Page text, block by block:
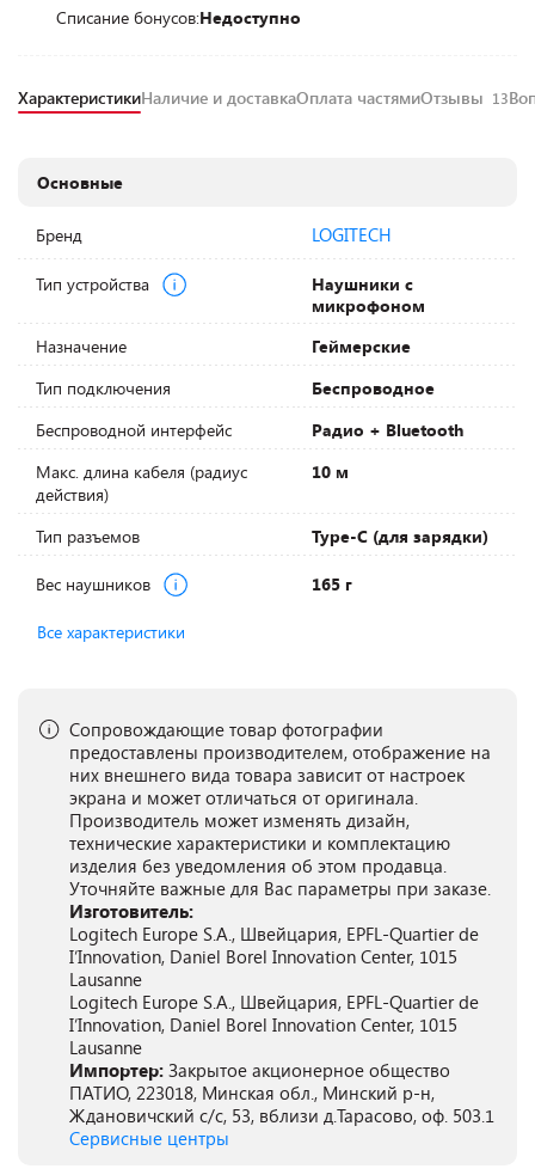
Списание бонусов:Недоступно
ХарактеристикиНаличие и доставкаОплата частямиОтзывы 13
Основные
Бренд LOGITECH
Тип устройства
Наушники с
микрофоном
Назначение
Геймерские
Тип подключения
Беспроводное
Беспроводной интерфейс
Радио + Bluetooth
Макс. длина кабеля (радиус
действия)
10 м
Тип разъемов Type-C (для зарядки)
Вес наушников 165 г
Все характеристики
Сопровождающие товар фотографии
предоставлены производителем, отображение на
них внешнего вида товара зависит от настроек
экрана и может отличаться от оригинала.
Производитель может изменять дизайн,
технические характеристики и комплектацию
изделия без уведомления об этом продавца.
Уточняйте важные для Вас параметры при заказе.
Изготовитель:
Logitech Europe S.A., Швейцария, EPFL-Quartier de
I’Innovation, Daniel Borel Innovation Center, 1015
Lausanne
Logitech Europe S.A., Швейцария, EPFL-Quartier de
I’Innovation, Daniel Borel Innovation Center, 1015
Lausanne
Импортер: Закрытое акционерное общество
ПАТИО, 223018, Минская обл., Минский р-н,
Ждановичский с/с, 53, вблизи д.Тарасово, оф. 503.1
Сервисные центры